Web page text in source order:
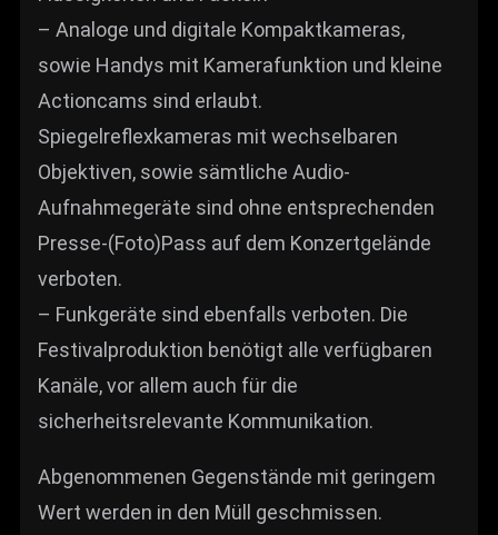
– Analoge und digitale Kompaktkameras,
sowie Handys mit Kamerafunktion und kleine
Actioncams sind erlaubt.
Spiegelreflexkameras mit wechselbaren
Objektiven, sowie sämtliche Audio-
Aufnahmegeräte sind ohne entsprechenden
Presse-(Foto)Pass auf dem Konzertgelände
verboten.
– Funkgeräte sind ebenfalls verboten. Die
Festivalproduktion benötigt alle verfügbaren
Kanäle, vor allem auch für die
sicherheitsrelevante Kommunikation.
Abgenommenen Gegenstände mit geringem
Wert werden in den Müll geschmissen.